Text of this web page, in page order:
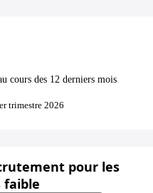
cours des 12 derniers mois
trimestre 2026
pour les
faible